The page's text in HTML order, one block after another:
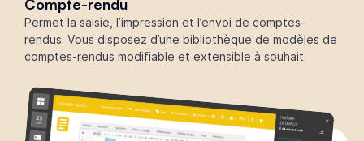
Compte-rendu
Permet la saisie, l’impression et l’envoi de comptes-
rendus. Vous disposez d’une bibliothèque de modèles de
comptes-rendus modifiable et extensible à souhait.